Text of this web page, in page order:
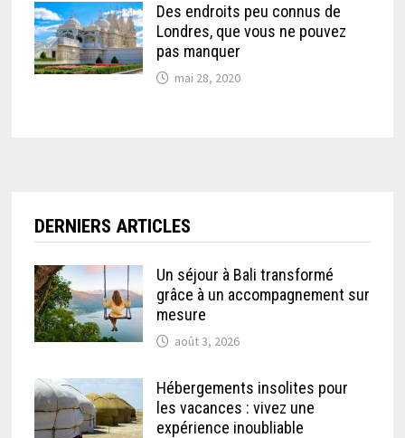
Des endroits peu connus de
Londres, que vous ne pouvez
pas manquer
mai 28, 2020
DERNIERS ARTICLES
Un séjour à Bali transformé
grâce à un accompagnement sur
mesure
août 3, 2026
Hébergements insolites pour
les vacances : vivez une
expérience inoubliable